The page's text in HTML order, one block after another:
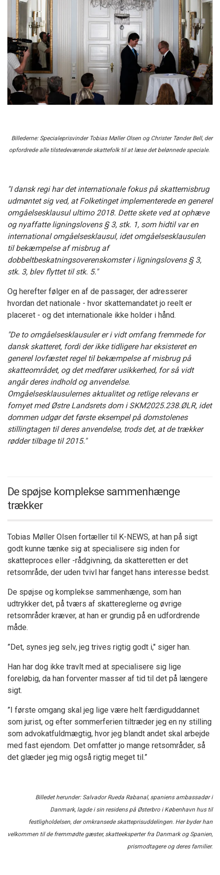
Billederne: Specialeprisvinder Tobias Møller Olsen og Christer Tønder Bell, der
opfordrede alle tilstedeværende skattefolk til at læse det belønnede speciale.
"I dansk regi har det internationale fokus på skattemisbrug
udmøntet sig ved, at Folketinget implementerede en generel
omgåelsesklausul ultimo 2018. Dette skete ved at ophæve
og nyaffatte ligningslovens § 3, stk. 1, som hidtil var en
international omgåelsesklausul, idet omgåelsesklausulen
til bekæmpelse af misbrug af
dobbeltbeskatningsoverenskomster i ligningslovens § 3,
stk. 3, blev flyttet til stk. 5."
Og herefter følger en af de passager, der adresserer
hvordan det nationale - hvor skattemandatet jo reelt er
placeret - og det internationale ikke holder i hånd.
"De to omgåelsesklausuler er i vidt omfang fremmede for
dansk skatteret, fordi der ikke tidligere har eksisteret en
generel lovfæstet regel til bekæmpelse af misbrug på
skatteområdet, og det medfører usikkerhed, for så vidt
angår deres indhold og anvendelse.
Omgåelsesklausulernes aktualitet og retlige relevans er
fornyet med Østre Landsrets dom i SKM2025.238.ØLR, idet
dommen udgør det første eksempel på domstolenes
stillingtagen til deres anvendelse, trods det, at de trækker
rødder tilbage til 2015."
De spøjse komplekse sammenhænge
trækker
Tobias Møller Olsen fortæller til K-NEWS, at han på sigt
godt kunne tænke sig at specialisere sig inden for
skatteproces eller -rådgivning, da skatteretten er det
retsområde, der uden tvivl har fanget hans interesse bedst.
De spøjse og komplekse sammenhænge, som han
udtrykker det, på tværs af skattereglerne og øvrige
retsområder kræver, at han er grundig på en udfordrende
måde.
”Det, synes jeg selv, jeg trives rigtig godt i," siger han.
Han har dog ikke travlt med at specialisere sig lige
foreløbig, da han forventer masser af tid til det på længere
sigt.
”I første omgang skal jeg lige være helt færdiguddannet
som jurist, og efter sommerferien tiltræder jeg en ny stilling
som advokatfuldmægtig, hvor jeg blandt andet skal arbejde
med fast ejendom. Det omfatter jo mange retsområder, så
det glæder jeg mig også rigtig meget til.”
Billedet herunder: Salvador Rueda Rabanal, spaniens ambassadør i
Danmark, lagde i sin residens på Østerbro i København hus til
festligholdelsen, der omkransede skatteprisuddelingen. Her byder han
velkommen til de fremmødte gæster, skatteeksperter fra Danmark og Spanien,
prismodtagere og deres familier.